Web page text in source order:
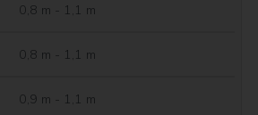
0,8 m - 1,1 m
0,8 m - 1,1 m
0,9 m - 1,1 m